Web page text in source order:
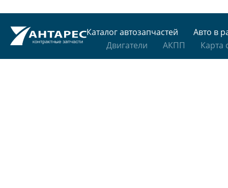
Каталог автозапчастей
Авто в
Двигатели
АКПП Карта